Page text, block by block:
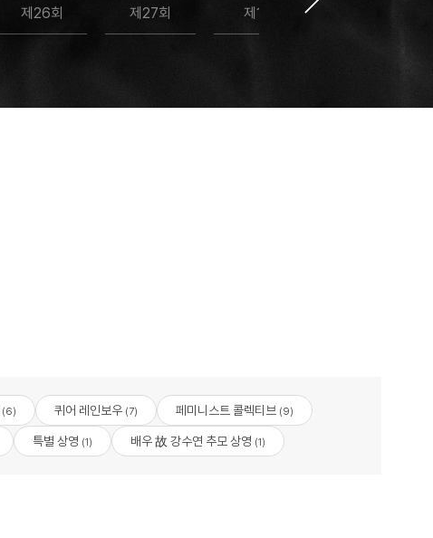
제26회 제27회 제1회
(6) 퀴어 레인보우 (7) 페미니스트 콜렉티브 (9)
특별 상영 (1) 배우 故 강수연 추모 상영 (1)